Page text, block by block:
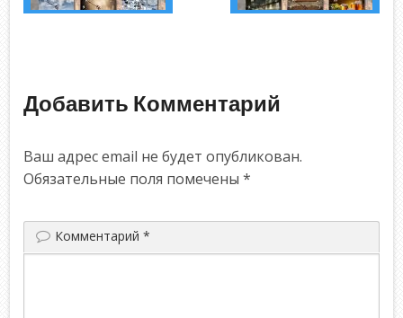
Добавить Комментарий
Ваш адрес email не будет опубликован.
Обязательные поля помечены*
Комментарий*